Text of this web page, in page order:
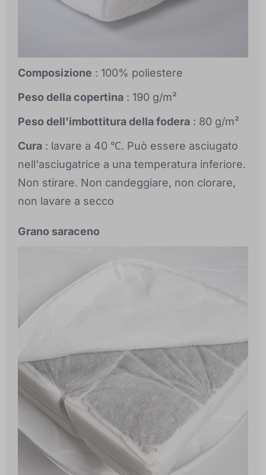
Composizione : 100% poliestere
Peso della copertina : 190 g/m²
Peso dell'imbottitura della fodera : 80 g/m²
Cura : lavare a 40 ℃. Può essere asciugato
nell'asciugatrice a una temperatura inferiore.
Non stirare. Non candeggiare, non clorare,
non lavare a secco
Grano saraceno